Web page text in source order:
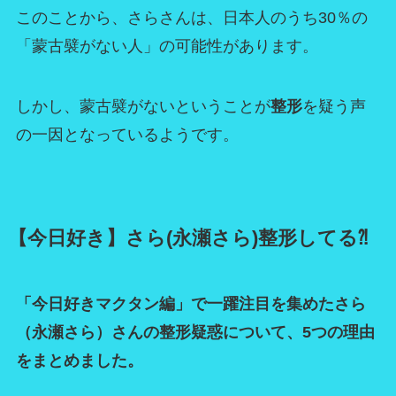
このことから、さらさんは、日本人のうち30％の
「蒙古襞がない人」の可能性があります。
しかし、蒙古襞がないということが整形を疑う声
の一因となっているようです。
【今日好き】さら(永瀬さら)整形してる⁈
「今日好きマクタン編」で一躍注目を集めたさら
（永瀬さら）さんの整形疑惑について、5つの理由
をまとめました。